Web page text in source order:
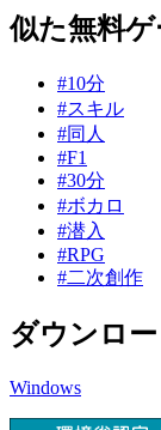
似た無料ゲ
#10分
#スキル
#同人
#F1
#30分
#ボカロ
#潜入
#RPG
#二次創作
ダウンロー
Windows